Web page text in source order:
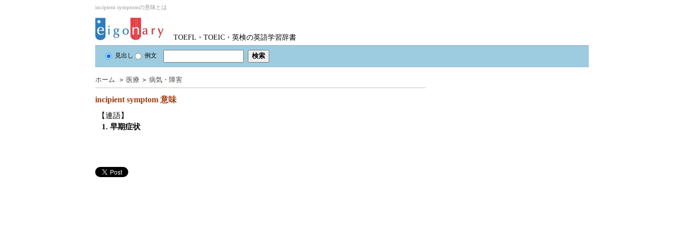
incipient symptomの意味とは
TOEFL・TOEIC・英検の英語学習辞書
見出し 例文
ホーム ＞ 医療 ＞ 病気・障害
incipient symptom 意味
【連語】
1. 早期症状